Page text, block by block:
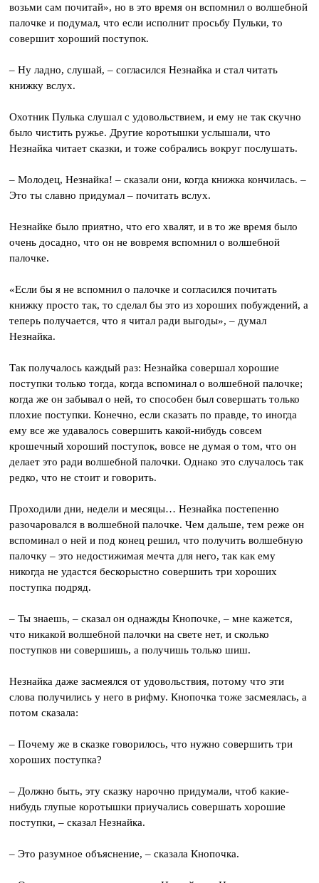
возьми сам почитай», но в это время он вспомнил о волшебной
палочке и подумал, что если исполнит просьбу Пульки, то
совершит хороший поступок.
– Ну ладно, слушай, – согласился Незнайка и стал читать
книжку вслух.
Охотник Пулька слушал с удовольствием, и ему не так скучно
было чистить ружье. Другие коротышки услышали, что
Незнайка читает сказки, и тоже собрались вокруг послушать.
– Молодец, Незнайка! – сказали они, когда книжка кончилась. –
Это ты славно придумал – почитать вслух.
Незнайке было приятно, что его хвалят, и в то же время было
очень досадно, что он не вовремя вспомнил о волшебной
палочке.
«Если бы я не вспомнил о палочке и согласился почитать
книжку просто так, то сделал бы это из хороших побуждений, а
теперь получается, что я читал ради выгоды», – думал
Незнайка.
Так получалось каждый раз: Незнайка совершал хорошие
поступки только тогда, когда вспоминал о волшебной палочке;
когда же он забывал о ней, то способен был совершать только
плохие поступки. Конечно, если сказать по правде, то иногда
ему все же удавалось совершить какой-нибудь совсем
крошечный хороший поступок, вовсе не думая о том, что он
делает это ради волшебной палочки. Однако это случалось так
редко, что не стоит и говорить.
Проходили дни, недели и месяцы… Незнайка постепенно
разочаровался в волшебной палочке. Чем дальше, тем реже он
вспоминал о ней и под конец решил, что получить волшебную
палочку – это недостижимая мечта для него, так как ему
никогда не удастся бескорыстно совершить три хороших
поступка подряд.
– Ты знаешь, – сказал он однажды Кнопочке, – мне кажется,
что никакой волшебной палочки на свете нет, и сколько
поступков ни совершишь, а получишь только шиш.
Незнайка даже засмеялся от удовольствия, потому что эти
слова получились у него в рифму. Кнопочка тоже засмеялась, а
потом сказала:
– Почему же в сказке говорилось, что нужно совершить три
хороших поступка?
– Должно быть, эту сказку нарочно придумали, чтоб какие-
нибудь глупые коротышки приучались совершать хорошие
поступки, – сказал Незнайка.
– Это разумное объяснение, – сказала Кнопочка.